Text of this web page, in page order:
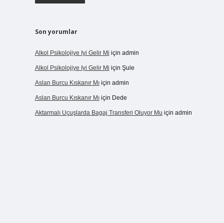
Son yorumlar
Alkol Psikolojiye Iyi Gelir Mi için admin
Alkol Psikolojiye Iyi Gelir Mi için Şule
Aslan Burcu Kıskanır Mıiçin admin
Aslan Burcu Kıskanır Mıiçin Dede
Aktarmalı Uçuşlarda Bagaj Transferi Oluyor Mu için admin